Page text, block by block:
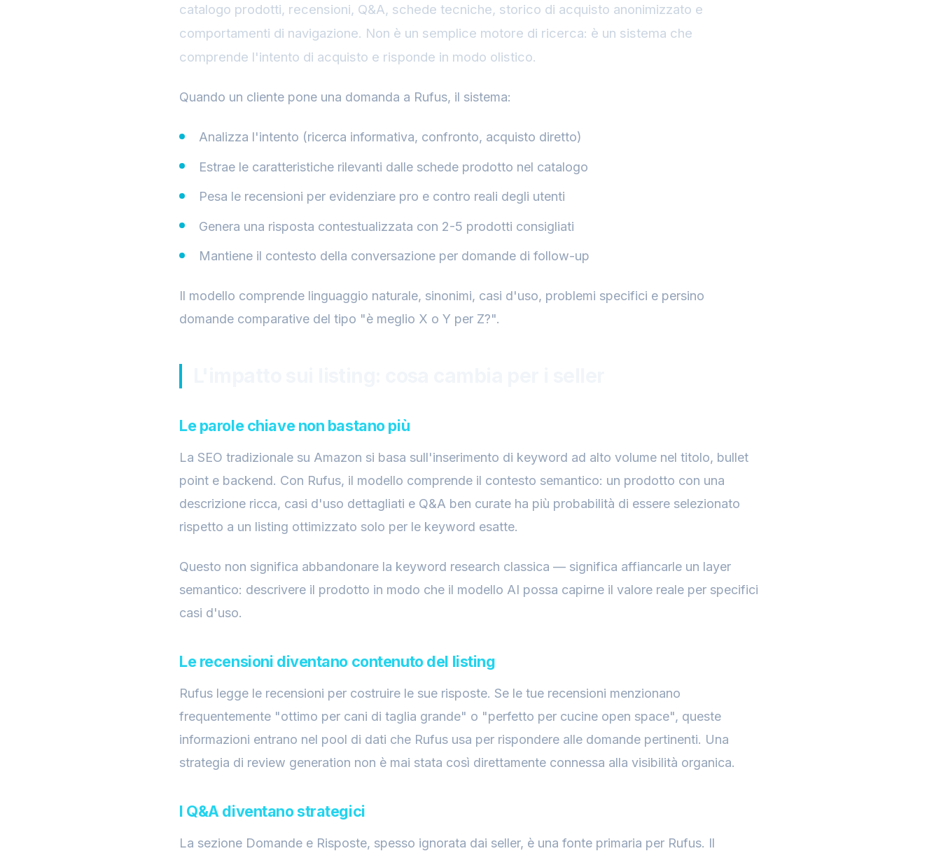
catalogo prodotti, recensioni, Q&A, schede tecniche, storico di acquisto anonimizzato e
comportamenti di navigazione. Non è un semplice motore di ricerca: è un sistema che
comprende l'intento di acquisto e risponde in modo olistico.
Quando un cliente pone una domanda a Rufus, il sistema:
Analizza l'intento (ricerca informativa, confronto, acquisto diretto)
Estrae le caratteristiche rilevanti dalle schede prodotto nel catalogo
Pesa le recensioni per evidenziare pro e contro reali degli utenti
Genera una risposta contestualizzata con 2-5 prodotti consigliati
Mantiene il contesto della conversazione per domande di follow-up
Il modello comprende linguaggio naturale, sinonimi, casi d'uso, problemi specifici e persino
domande comparative del tipo "è meglio X o Y per Z?".
Le parole chiave non bastano più
La SEO tradizionale su Amazon si basa sull'inserimento di keyword ad alto volume nel titolo, bullet
point e backend. Con Rufus, il modello comprende il contesto semantico: un prodotto con una
descrizione ricca, casi d'uso dettagliati e Q&A ben curate ha più probabilità di essere selezionato
rispetto a un listing ottimizzato solo per le keyword esatte.
Questo non significa abbandonare la keyword research classica — significa affiancarle un layer
semantico: descrivere il prodotto in modo che il modello AI possa capirne il valore reale per specifici
casi d'uso.
Le recensioni diventano contenuto del listing
Rufus legge le recensioni per costruire le sue risposte. Se le tue recensioni menzionano
frequentemente "ottimo per cani di taglia grande" o "perfetto per cucine open space", queste
informazioni entrano nel pool di dati che Rufus usa per rispondere alle domande pertinenti. Una
strategia di review generation non è mai stata così direttamente connessa alla visibilità organica.
I Q&A diventano strategici
La sezione Domande e Risposte, spesso ignorata dai seller, è una fonte primaria per Rufus. Il